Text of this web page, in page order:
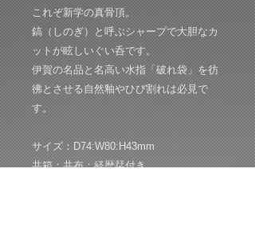
これぞ新学の真骨頂。
鎬（しのぎ）と呼ぶシャープで大胆なカ
ットが眩しいぐい呑です。
伊賀の名品と名高い水指「破れ袋」を彷
彿とさせる自然釉やひび割れは必見で
す。
サイズ：D74:W80:H43mm
共箱：共布：経歴栞付き